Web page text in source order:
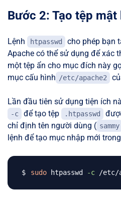
Bước 2: Tạo tệp mật
Lệnh htpasswd
cho phép bạn
Apache có thể sử dụng để xác
một tệp ẩn cho mục đích này
mục cấu hình /etc/apache2
Lần đầu tiên sử dụng tiện ích
-c để tạo tệp .htpasswd
chỉ định tên người dùng ( sammy
lệnh để tạo mục nhập mới
sudo htpasswd -c /etc/